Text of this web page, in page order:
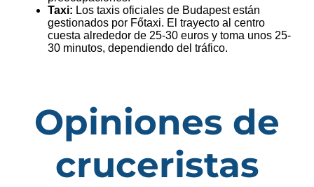
Taxi: Los taxis oficiales de Budapest están
gestionados por Főtaxi. El trayecto al centro
cuesta alrededor de 25-30 euros y toma unos 25-
30 minutos, dependiendo del tráfico.
Opiniones de
cruceristas